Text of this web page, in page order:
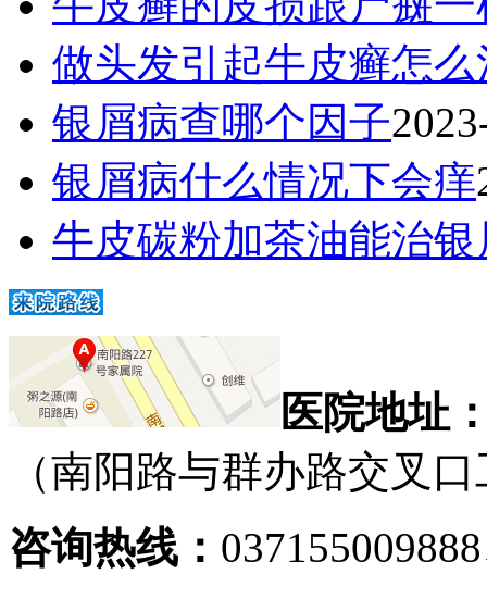
做头发引起牛皮癣怎么
银屑病查哪个因子
银屑病什么情况下会痒
牛皮碳粉加茶油能治银
医院地址
（南阳路与群办路交叉
咨询热线：